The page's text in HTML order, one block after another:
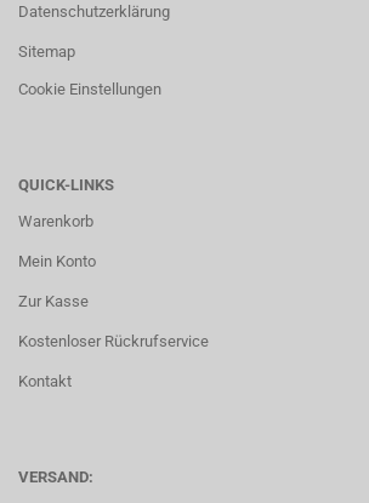
Datenschutzerklärung
Sitemap
Cookie Einstellungen
QUICK-LINKS
Warenkorb
Mein Konto
Zur Kasse
Kostenloser Rückrufservice
Kontakt
VERSAND: